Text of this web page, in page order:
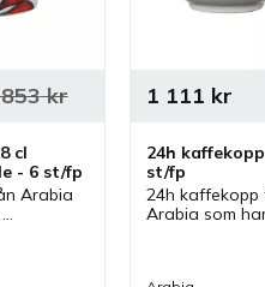
cl
- 6 st/fp
Arabia
kr
24h
st/fp
24h kaffekopp
Arabia som
1 111 kr